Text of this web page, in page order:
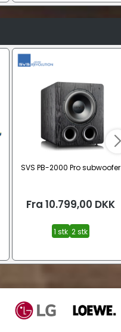
SVS PB-2000 Pro subwoofer
Fra 10.799,00 DKK
1 stk 2 stk